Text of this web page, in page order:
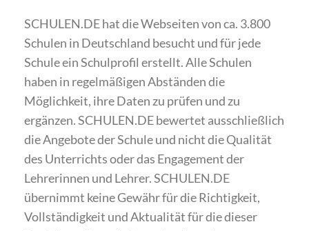
SCHULEN.DE hat die Webseiten von ca. 3.800
Schulen in Deutschland besucht und für jede
Schule ein Schulprofil erstellt. Alle Schulen
haben in regelmäßigen Abständen die
Möglichkeit, ihre Daten zu prüfen und zu
ergänzen. SCHULEN.DE bewertet ausschließlich
die Angebote der Schule und nicht die Qualität
des Unterrichts oder das Engagement der
Lehrerinnen und Lehrer. SCHULEN.DE
übernimmt keine Gewähr für die Richtigkeit,
Vollständigkeit und Aktualität für die dieser